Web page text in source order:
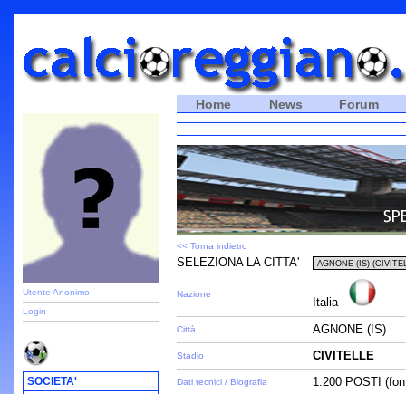
Utente Anonimo
Login
SOCIETA'
Home News Forum
<< Torna indietro
SELEZIONA LA CITTA'
Nazione
Italia
Città AGNONE (IS)
Stadio CIVITELLE
Dati tecnici / Biografia
1.200 POSTI